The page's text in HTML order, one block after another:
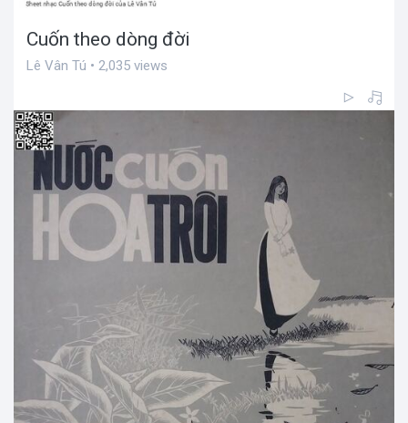
Cuốn theo dòng đời
Lê Vân Tú • 2,035 views